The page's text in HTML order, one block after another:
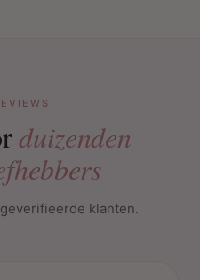
duizenden
klanten.